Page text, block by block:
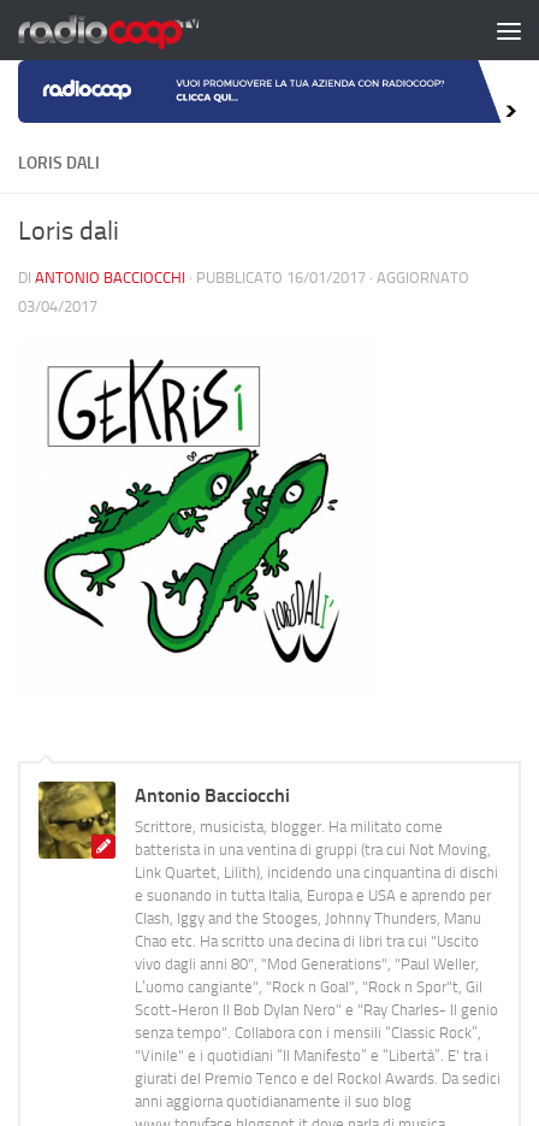
Salta al contenuto
LORIS DALI
Loris dali
DI ANTONIO BACCIOCCHI · PUBBLICATO 16/01/2017 · AGGIORNATO
03/04/2017
Antonio Bacciocchi
Scrittore, musicista, blogger. Ha militato come
batterista in una ventina di gruppi (tra cui Not Moving,
Link Quartet, Lilith), incidendo una cinquantina di dischi
e suonando in tutta Italia, Europa e USA e aprendo per
Clash, Iggy and the Stooges, Johnny Thunders, Manu
Chao etc. Ha scritto una decina di libri tra cui "Uscito
vivo dagli anni 80", "Mod Generations", "Paul Weller,
L’uomo cangiante", "Rock n Goal", "Rock n Spor"t, Gil
Scott-Heron Il Bob Dylan Nero" e "Ray Charles- Il genio
senza tempo". Collabora con i mensili “Classic Rock”,
"Vinile" e i quotidiani “Il Manifesto” e “Libertà”. E' tra i
giurati del Premio Tenco e del Rockol Awards. Da sedici
anni aggiorna quotidianamente il suo blog